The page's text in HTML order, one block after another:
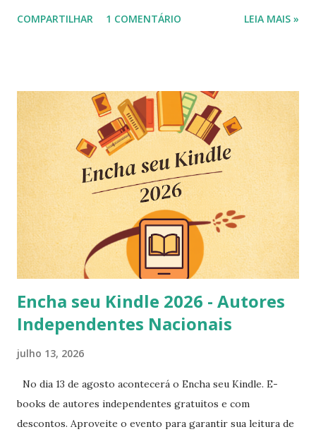
uma chance aos Autores Independentes Nacionais. Vocês
vamos às dicas do gênero POLICIAL recebidas: Uber:
Viagem Sem Volta Tati Eleoterio Kindle Uma história curta,
com ação e suspense. Estilo sessão da tarde. Usar veículo
de aplicativo está cada vez mais comum. Quem imaginaria,
que ao embarcar em um desses veículos, iria fazer uma
viagem cujo destino não é aquele que tinha em mente?
Quem poderia imaginar que, ao se tornar motorista de
aplicativo, estaria condenando a própria família e seu
futuro? Sobre a autora: Sargento da polícia militar d...
COMPARTILHAR 1 COMENTÁRIO LEIA MAIS »
Encha seu Kindle 2026 - Autores
Independentes Nacionais
julho 13, 2026
No dia 13 de agosto acontecerá o Encha seu Kindle. E-
books de autores independentes gratuitos e com
descontos. Aproveite o evento para garantir sua leitura de